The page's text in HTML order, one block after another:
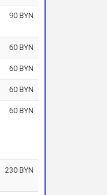
90 BYN
60 BYN
60 BYN
60 BYN
60 BYN
230 BYN